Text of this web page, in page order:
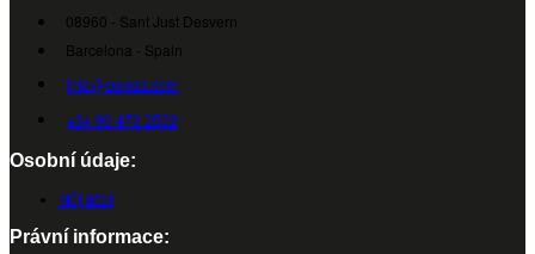
08960 - Sant Just Desvern
Barcelona - Spain
info@cumsa.com
+34 93 473 2552
Osobní údaje:
Můj účet
Právní informace: